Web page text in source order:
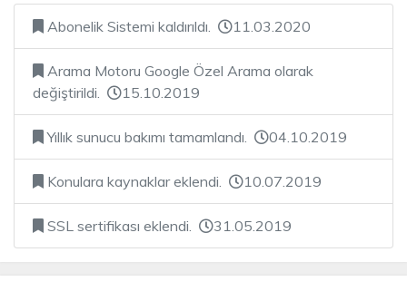
Abonelik Sistemi kaldırıldı. 11.03.2020
Arama Motoru Google Özel Arama olarak
değiştirildi.
15.10.2019
Yıllık sunucu bakımı tamamlandı. 04.10.2019
Konulara kaynaklar eklendi. 10.07.2019
SSL sertifikası eklendi. 31.05.2019